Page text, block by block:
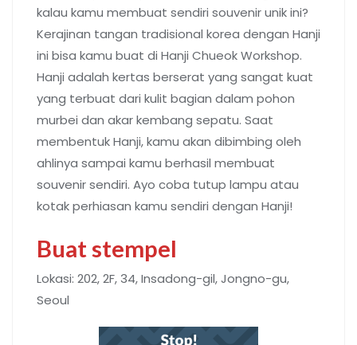
kalau kamu membuat sendiri souvenir unik ini?
Kerajinan tangan tradisional korea dengan Hanji
ini bisa kamu buat di Hanji Chueok Workshop.
Hanji adalah kertas berserat yang sangat kuat
yang terbuat dari kulit bagian dalam pohon
murbei dan akar kembang sepatu. Saat
membentuk Hanji, kamu akan dibimbing oleh
ahlinya sampai kamu berhasil membuat
souvenir sendiri. Ayo coba tutup lampu atau
kotak perhiasan kamu sendiri dengan Hanji!
Buat stempel
Lokasi: 202, 2F, 34, Insadong-gil, Jongno-gu,
Seoul